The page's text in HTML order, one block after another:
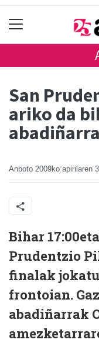
San
ariko da
abadiñarra
Anboto 2009ko apirilaren
Bihar
Prudentzio
finalak
frontoian.
abadiñarrak